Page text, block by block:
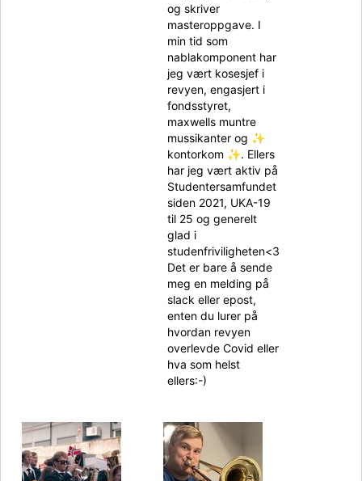
og skriver
masteroppgave. I
min tid som
nablakomponent har
jeg vært kosesjef i
revyen, engasjert i
fondsstyret,
maxwells muntre
mussikanter og ✨
kontorkom ✨. Ellers
har jeg vært aktiv på
Studentersamfundet
siden 2021, UKA-19
til 25 og generelt
glad i
studenfriviligheten<3
Det er bare å sende
meg en melding på
slack eller epost,
enten du lurer på
hvordan revyen
overlevde Covid eller
hva som helst
ellers:-)